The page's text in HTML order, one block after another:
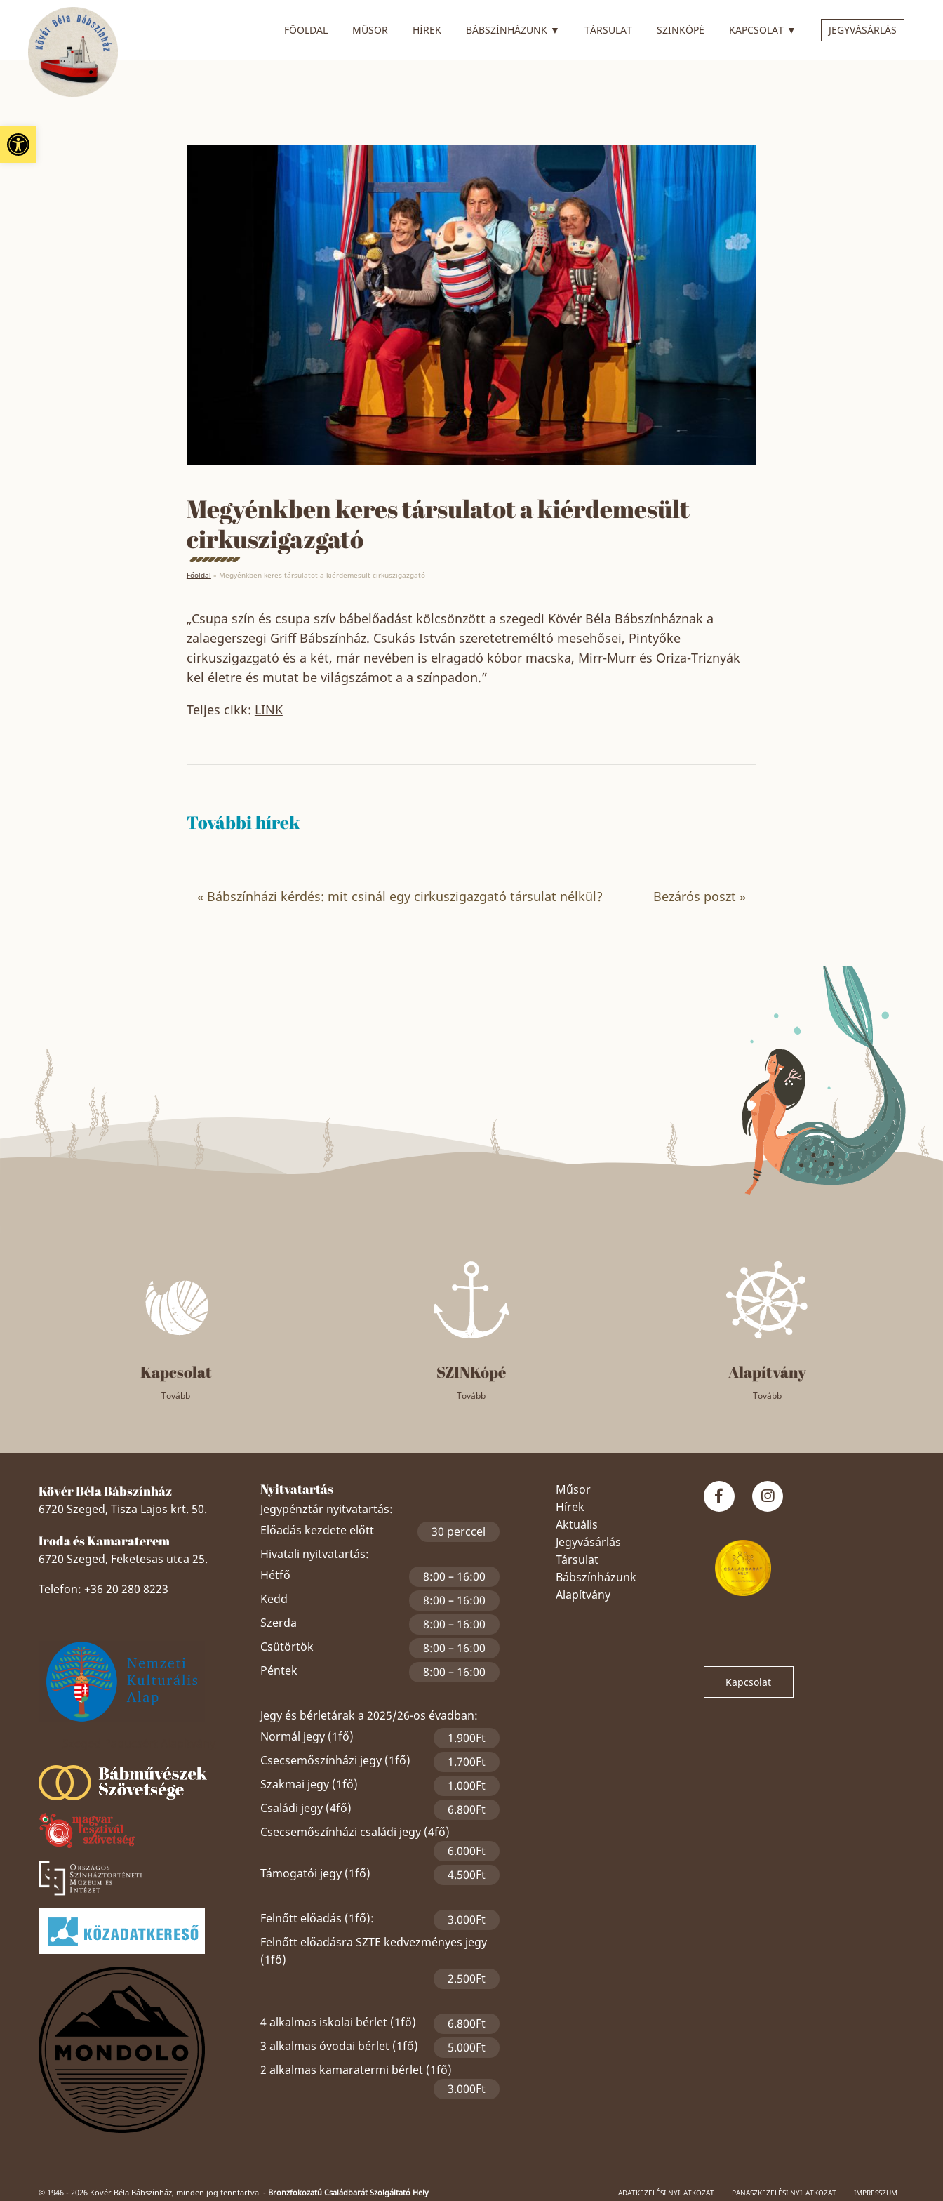
Eszköztár megnyitása
FŐOLDAL MŰSOR HÍREK BÁBSZÍNHÁZUNK ▼ RENDELKEZIK ALMENÜVEL
TÁRSULAT SZINKÓPÉ KAPCSOLAT ▼ RENDELKEZIK ALMENÜVEL
JEGYVÁSÁRLÁS
Megyénkben keres társulatot a kiérdemesült
cirkuszigazgató
Főoldal » Megyénkben keres társulatot a kiérdemesült cirkuszigazgató
„Csupa szín és csupa szív bábelőadást kölcsönzött a szegedi Kövér Béla Bábszínháznak a
zalaegerszegi Griff Bábszínház. Csukás István szeretetreméltó mesehősei, Pintyőke
cirkuszigazgató és a két, már nevében is elragadó kóbor macska, Mirr-Murr és Oriza-Triznyák
kel életre és mutat be világszámot a a színpadon.”
Teljes cikk: LINK
További hírek
« Bábszínházi kérdés: mit csinál egy cirkuszigazgató társulat nélkül? Bezárós poszt »
Kapcsolat
Tovább
SZINKópé
Tovább
Alapítvány
Tovább
Kövér Béla Bábszínház
6720 Szeged, Tisza Lajos krt. 50.
Iroda és Kamaraterem
6720 Szeged, Feketesas utca 25.
Telefon: +36 20 280 8223
Nyitvatartás
Jegypénztár nyitvatartás:
Előadás kezdete előtt
30 perccel
Hivatali nyitvatartás:
Hétfő
8:00 – 16:00
Kedd
8:00 – 16:00
Szerda
8:00 – 16:00
Csütörtök
8:00 – 16:00
Péntek
8:00 – 16:00
Jegy és bérletárak a 2025/26-os évadban:
Normál jegy (1fő)
1.900Ft
Csecsemőszínházi jegy (1fő)
1.700Ft
Szakmai jegy (1fő)
1.000Ft
Családi jegy (4fő)
6.800Ft
Csecsemőszínházi családi jegy (4fő)
6.000Ft
Támogatói jegy (1fő)
4.500Ft
Felnőtt előadás (1fő):
3.000Ft
Felnőtt előadásra SZTE kedvezményes jegy
(1fő)
2.500Ft
4 alkalmas iskolai bérlet (1fő)
6.800Ft
3 alkalmas óvodai bérlet (1fő)
5.000Ft
2 alkalmas kamaratermi bérlet (1fő)
3.000Ft
Műsor
Hírek
Aktuális
Jegyvásárlás
Társulat
Bábszínházunk
Alapítvány
Kapcsolat
© 1946 - 2026 Kövér Béla Bábszínház, minden jog fenntartva. - Bronzfokozatú Családbarát Szolgáltató Hely ADATKEZELÉSI NYILATKOZAT PANASZKEZELÉSI NYILATKOZAT IMPRESSZUM